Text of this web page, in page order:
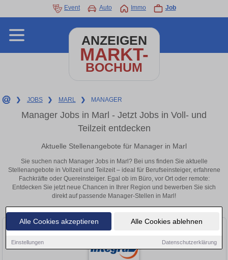
Alle Cookies akzeptieren Alle Cookies ablehnen
Einstellungen Datenschutzerklärung
Event Auto Immo Job
ANZEIGEN
MARKT-
BOCHUM
❯ JOBS ❯ MARL ❯ MANAGER
Manager Jobs in Marl - Jetzt Jobs in Voll- und
Teilzeit entdecken
Aktuelle Stellenangebote für Manager in Marl
Sie suchen nach Manager Jobs in Marl? Bei uns finden Sie aktuelle
Stellenangebote in Vollzeit und Teilzeit – ideal für Berufseinsteiger, erfahrene
Fachkräfte oder Quereinsteiger. Egal ob im Büro, vor Ort oder remote:
Entdecken Sie jetzt neue Chancen in Ihrer Region und bewerben Sie sich
direkt auf passende Manager-Stellen in Marl!